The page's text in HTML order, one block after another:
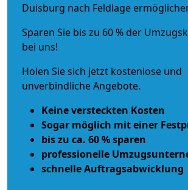
Duisburg nach Feldlage
Sparen Sie bis zu 60 % der
bei uns!
Holen Sie sich jetzt kostenlose und
unverbindliche Angebote.
Keine versteckten Kosten
Sogar möglich mit einer
bis zu ca. 60 % sparen
professionelle
schnelle Auftragsabwicklung